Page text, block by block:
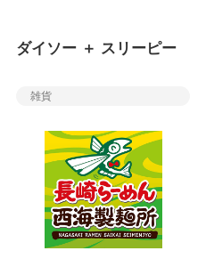
ダイソー ＋ スリーピー
雑貨